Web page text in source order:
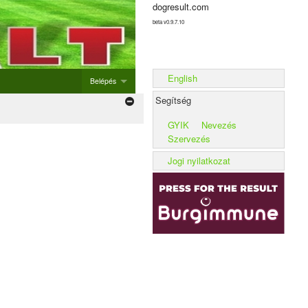
dogresult.com
beta v0.9.7.10
Belépés
Új rendezvény hozzáadása
English
Segítség
GYIK
Nevezés
Szervezés
Jogi nyilatkozat